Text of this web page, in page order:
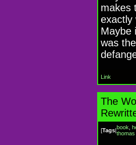
makes
exactly
Maybe
was
Link
The
[Tags|book